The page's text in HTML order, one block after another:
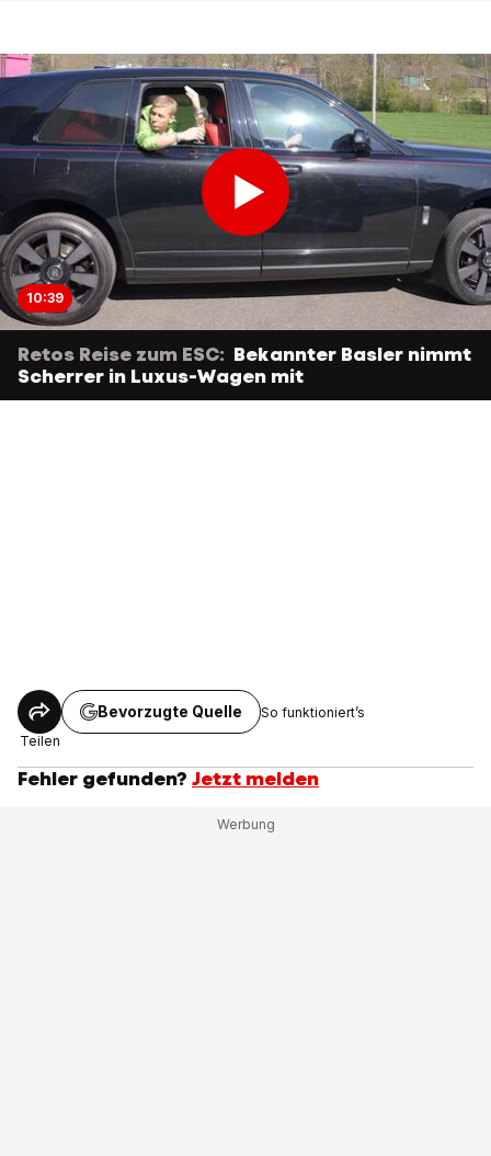
10:39
Retos Reise zum ESC: Bekannter Basler nimmt
Scherrer in Luxus-Wagen mit
Teilen
Bevorzugte Quelle So funktioniert’s
Fehler gefunden? Jetzt melden